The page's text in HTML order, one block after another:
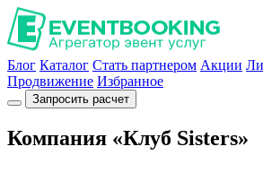
Блог Каталог Стать партнером Акции
Продвижение Избранное
Запросить расчет
Компания «Клуб Sisters»